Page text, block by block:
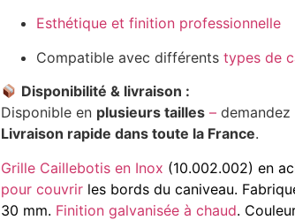
Esthétique et finition professionnelle
Compatible avec différents types de
Disponibilité & livraison :
Disponible en plusieurs tailles –demandez
Livraison rapide dans toute la France.
Grille Caillebotis en Inox (10.002.002) en
pour couvrirles bords du caniveau.
30 mm. Finition galvanisée à chaud.